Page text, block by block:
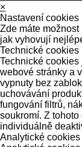
×
Nastavení cookies
Zde máte
jak vyhovují
Technické cookies
Technické
webové stránky a
vypnuty bez
uchovávání
fungování filtrů,
soukromí. Z
individuálně
Analytické cookies